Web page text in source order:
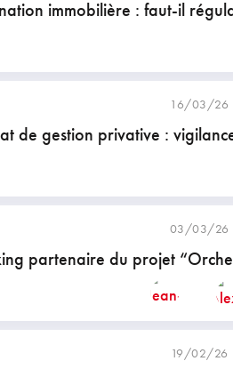
immobilière : faut-il
16/03/26
de gestion privative :
03/03/26
partenaire du projet
19/02/26